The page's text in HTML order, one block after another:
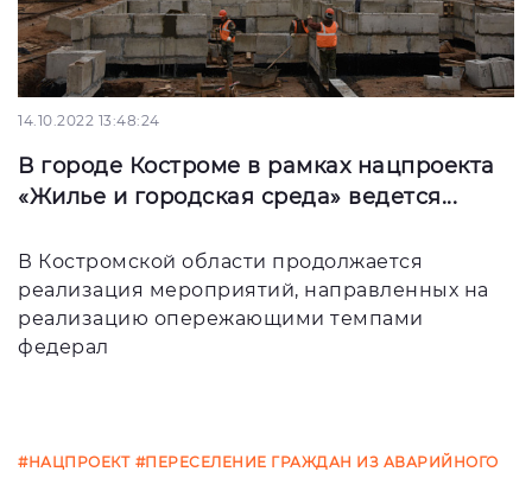
14.10.2022 13:48:24
В городе Костроме в рамках нацпроекта
«Жилье и городская среда» ведется...
В Костромской области продолжается
реализация мероприятий, направленных на
реализацию опережающими темпами
федерал
#НАЦПРОЕКТ #ПЕРЕСЕЛЕНИЕ ГРАЖДАН ИЗ АВАРИЙНОГО